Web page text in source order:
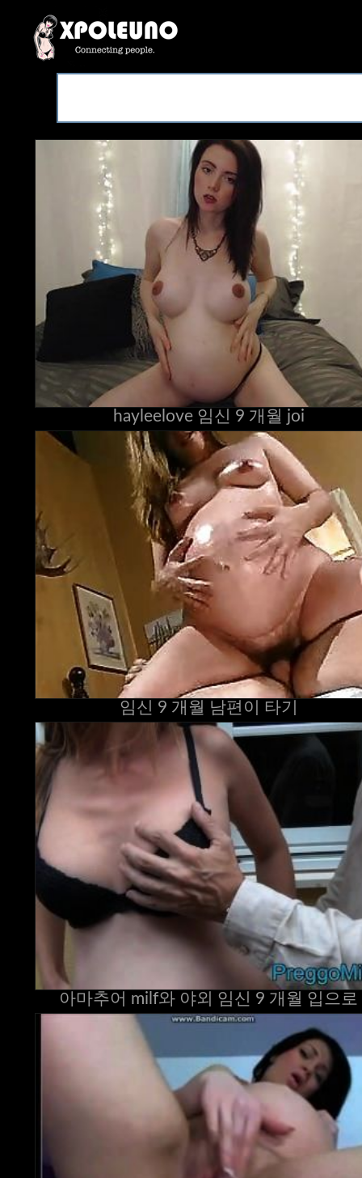
hayleelove 임신 9 개월 joi
임신 9 개월 남편이 타기
아마추어 milf와 야외 임신 9 개월 입으로